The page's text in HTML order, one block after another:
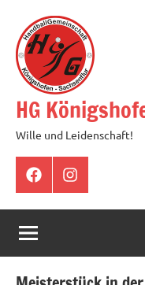
Inhalt
springen
HG
Wille und Leidenschaft!
FacebookInstagram